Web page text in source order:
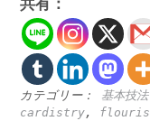
カテゴリー： 基本技法
cardistry,